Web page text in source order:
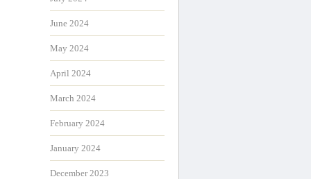
June 2024
May 2024
April 2024
March 2024
February 2024
January 2024
December 2023